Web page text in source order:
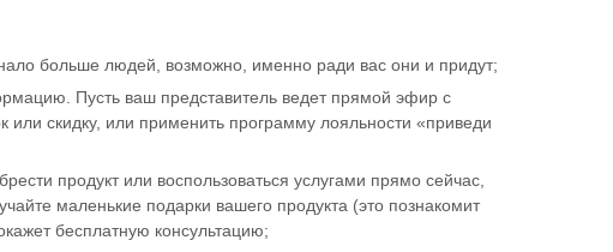
больше людей, возможно, именно ради вас они и придут;
Пусть ваш представитель ведет прямой эфир с
скидку, или применить программу лояльности «приведи
продукт или воспользоваться услугами прямо сейчас,
маленькие подарки вашего продукта (это познакомит
бесплатную консультацию;